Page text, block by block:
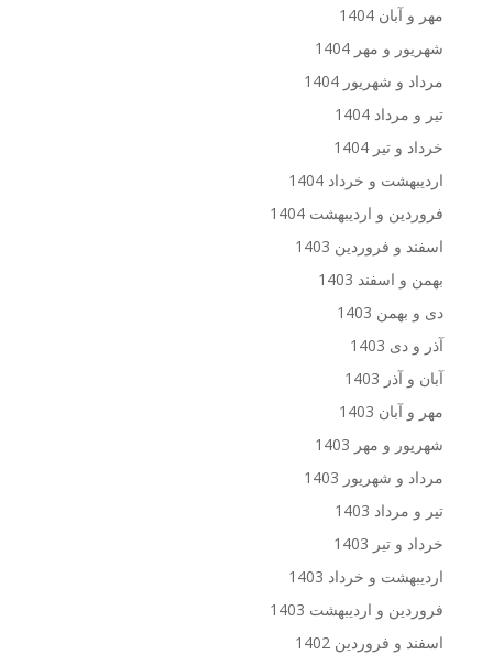
مهر و آبان 1404
شهریور و مهر 1404
مرداد و شهریور 1404
تیر و مرداد 1404
خرداد و تیر 1404
اردیبهشت و خرداد 1404
فروردین و اردیبهشت 1404
اسفند و فروردین 1403
بهمن و اسفند 1403
دی و بهمن 1403
آذر و دی 1403
آبان و آذر 1403
مهر و آبان 1403
شهریور و مهر 1403
مرداد و شهریور 1403
تیر و مرداد 1403
خرداد و تیر 1403
اردیبهشت و خرداد 1403
فروردین و اردیبهشت 1403
اسفند و فروردین 1402